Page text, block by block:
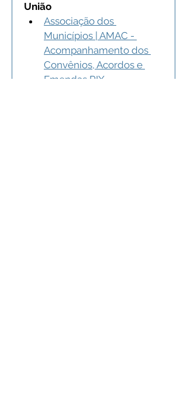
União
Associação dos
Municípios | AMAC -
Acompanhamento dos
Convênios, Acordos e
Emendas PIX